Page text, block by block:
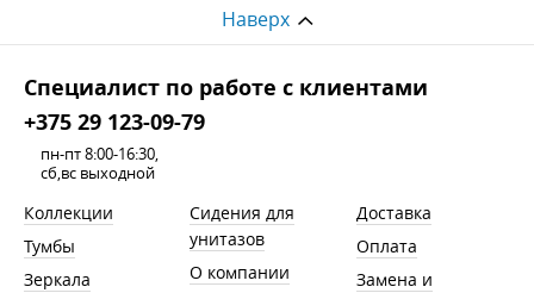
Наверх
Cпециалист по работе с клиентами
+375 29 123-09-79
пн-пт 8:00-16:30,
сб,вс выходной
Коллекции
Тумбы
Зеркала
Сидения для
унитазов
О компании
Доставка
Оплата
Замена и